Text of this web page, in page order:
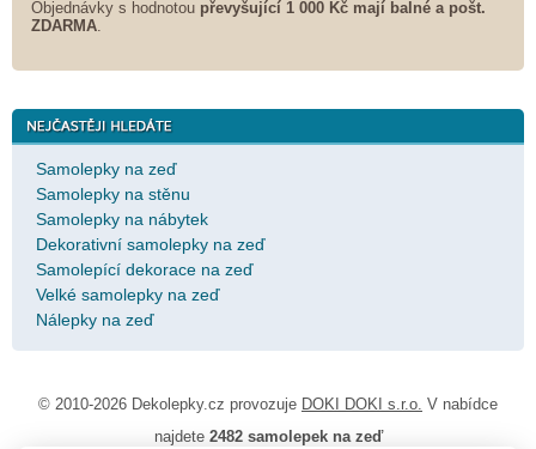
Objednávky s hodnotou převyšující 1 000 Kč mají balné a pošt.
ZDARMA
Samolepky na zeď
Samolepky na stěnu
Samolepky na nábytek
Dekorativní samolepky na zeď
Samolepící dekorace na zeď
Velké samolepky na zeď
Nálepky na zeď
© 2010-2026 Dekolepky.cz provozuje DOKI DOKI s.r.o. V nabídce
najdete 2482 samolepek na zeď